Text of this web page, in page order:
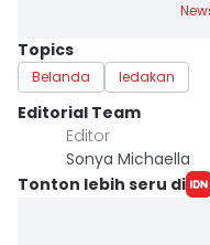
Topics
Belanda ledakan
Editorial Team
Editor
Sonya Michaella
Tonton lebih seru di